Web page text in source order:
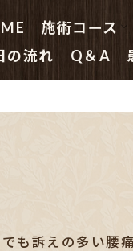
施術コース
鍼灸 初め
はり治療
はり・き
鍼灸院の
鍼灸主任
副院長総
院長(鍼
の流れ
Q＆A
も訴えの多い腰痛